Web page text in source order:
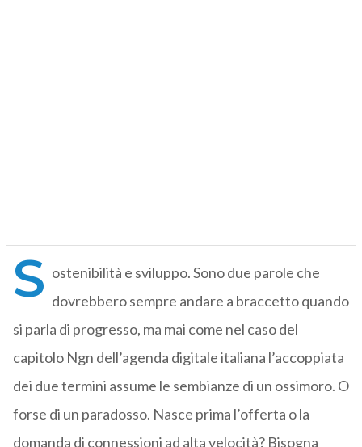
S ostenibilità e sviluppo. Sono due parole che
dovrebbero sempre andare a braccetto quando
si parla di progresso, ma mai come nel caso del
capitolo Ngn dell’agenda digitale italiana l’accoppiata
dei due termini assume le sembianze di un ossimoro. O
forse di un paradosso. Nasce prima l’offerta o la
domanda di connessioni ad alta velocità? Bisogna